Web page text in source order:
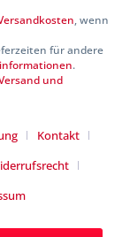
, wenn
für andere
.
und
Kontakt